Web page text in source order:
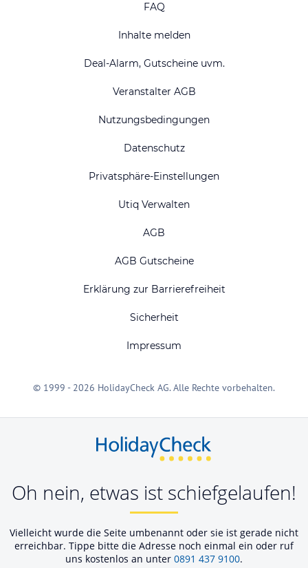
FAQ
Inhalte melden
Deal-Alarm, Gutscheine uvm.
Veranstalter AGB
Nutzungsbedingungen
Datenschutz
Privatsphäre-Einstellungen
Utiq Verwalten
AGB
AGB Gutscheine
Erklärung zur Barrierefreiheit
Sicherheit
Impressum
© 1999 - 2026 HolidayCheck AG. Alle Rechte vorbehalten.
Oh nein, etwas ist schiefgelaufen!
Vielleicht wurde die Seite umbenannt oder sie ist gerade nicht
erreichbar. Tippe bitte die Adresse noch einmal ein oder ruf
uns kostenlos an unter 0891 437 9100.